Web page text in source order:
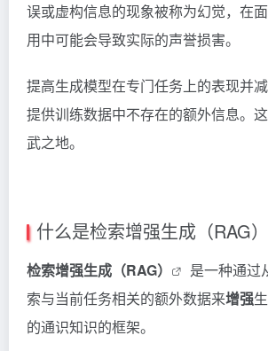
误或虚构信息的现象被称为幻觉，在
用中可能会导致实际的声誉损害。
提高生成模型在专门任务上的表现并
提供训练数据中不存在的额外信息。
武之地。
什么是检索增强生成（RAG）
检索增强生成（RAG）
是一种通过
索与当前任务相关的额外数据来增强
的通识知识的框架。